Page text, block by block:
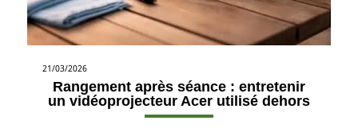
21/03/2026
Rangement après séance : entretenir
un vidéoprojecteur Acer utilisé dehors